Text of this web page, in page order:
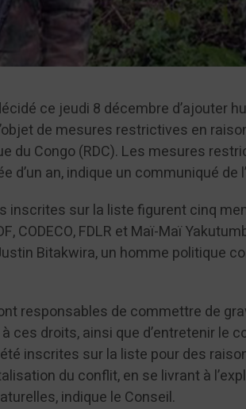
ce jeudi 8 décembre d’ajouter
de mesures restrictives en
du Congo (RDC). Les mesures
d’un an, indique un communiqué de
inscrites sur la liste figurent cinq
CODECO, FDLR et Maï-Maï
Bitakwira, un homme politique
responsables de commettre de
ces droits, ainsi que d’entretenir le
inscrites sur la liste pour des
du conflit, en se livrant à
indique le Conseil.